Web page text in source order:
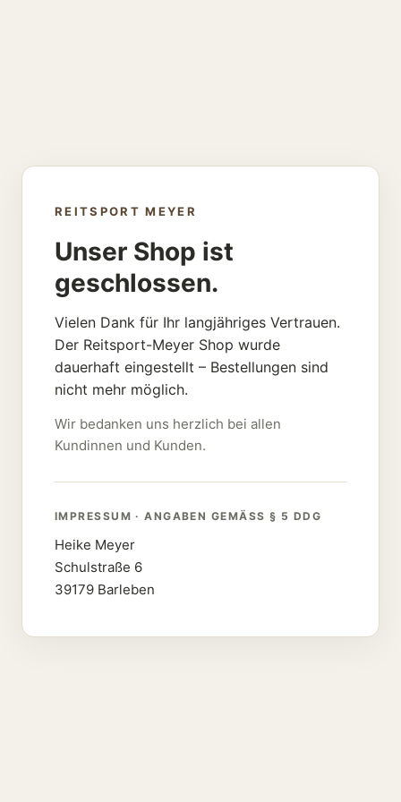
REITSPORT MEYER
Unser Shop ist
geschlossen.
Vielen Dank für Ihr langjähriges Vertrauen.
Der Reitsport-Meyer Shop wurde
dauerhaft eingestellt – Bestellungen sind
nicht mehr möglich.
Wir bedanken uns herzlich bei allen
Kundinnen und Kunden.
IMPRESSUM · ANGABEN GEMÄSS § 5 DDG
Heike Meyer
Schulstraße 6
39179 Barleben